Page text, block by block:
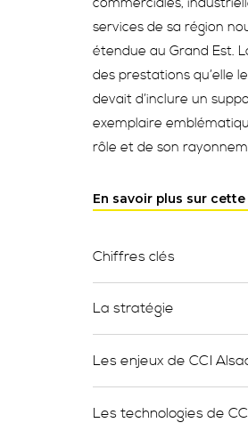
services de sa région
étendue au Grand Est.
des prestations qu’elle
devait d’inclure un
exemplaire
rôle et de son
En savoir plus sur
Chiffres clés
La stratégie
Les enjeux de CCI
Les technologies de